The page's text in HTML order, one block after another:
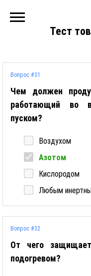
Тест
Вопрос #31
Чем должен
работающий во
пуском?
Воздухом
Азотом
Кислородом
Любым
Вопрос #32
От чего
подогревом?